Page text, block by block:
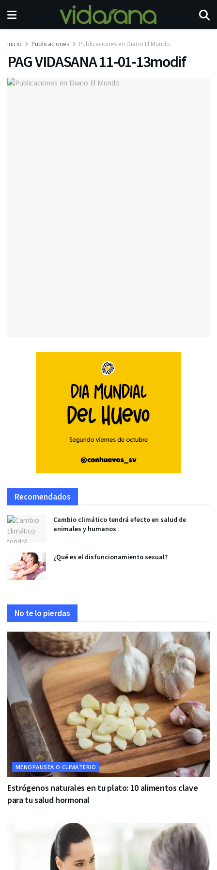
Inicio Publicaciones Publicaciones en Diario El Mundo
PAG VIDASANA 11-01-13modif
Recomendados
Cambio climático tendrá efecto en salud de
animales y humanos
¿Qué es el disfuncionamiento sexual?
No te lo pierdas
MENOPAUSEA O CLIMATERIO
Estrógenos naturales en tu plato: 10 alimentos clave
para tu salud hormonal